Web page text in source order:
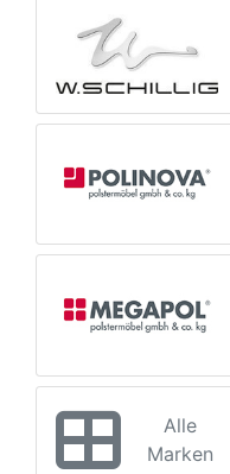
Alle
Marken